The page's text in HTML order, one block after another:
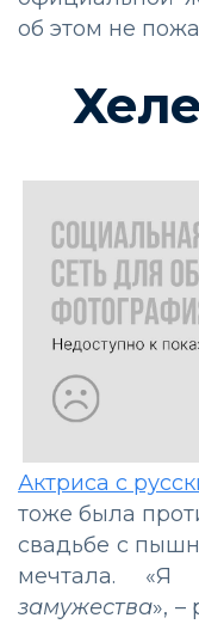
об этом не
Актриса с
тоже была
свадьбе с
мечтала. «Я
замужества», –